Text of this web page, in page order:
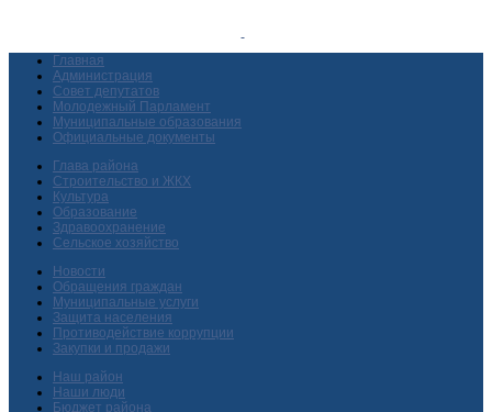
Главная
Администрация
Совет депутатов
Молодежный Парламент
Муниципальные образования
Официальные документы
Глава района
Строительство и ЖКХ
Культура
Образование
Здравоохранение
Сельское хозяйство
Новости
Обращения граждан
Муниципальные услуги
Защита населения
Противодействие коррупции
Закупки и продажи
Наш район
Наши люди
Бюджет района